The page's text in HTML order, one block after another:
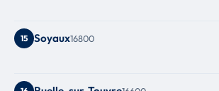
15 Soyaux16800